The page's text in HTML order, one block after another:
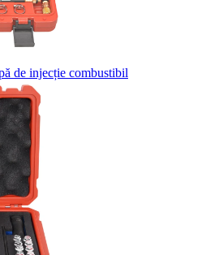
de injecție combustibil